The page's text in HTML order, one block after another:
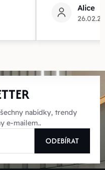
Alice
nabídky, trendy
e-mailem..
ODEBÍRAT